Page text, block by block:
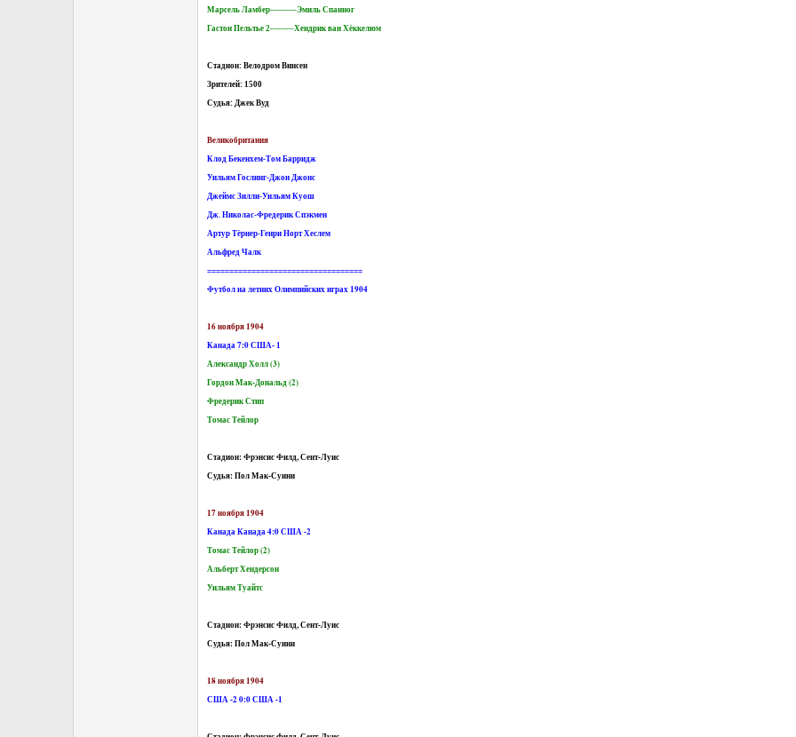
Марсель Ламбер----------Эмиль Спанног
Гастон Пельтье 2---------Хендрик ван Хёккелюм
Стадион: Велодром Винсен
Зрителей: 1500
Судья: Джек Вуд
Великобритания
Клод Бекенхем-Том Барридж
Уильям Гослинг-Джон Джонс
Джеймс Зилли-Уильям Куош
Дж. Николас-Фредерик Спэкмен
Артур Тёрнер-Генри Норт Хеслем
Альфред Чалк
===================================
Футбол на летних Олимпийских играх 1904
16 ноября 1904
Канада 7:0 США- 1
Александр Холл (3)
Гордон Мак-Дональд (2)
Фредерик Стип
Томас Тейлор
Стадион: Фрэнсис Филд, Сент-Луис
Судья: Пол Мак-Суини
17 ноября 1904
Канада Канада 4:0 США -2
Томас Тейлор (2)
Альберт Хендерсон
Уильям Туайтс
Стадион: Фрэнсис Филд, Сент-Луис
Судья: Пол Мак-Суини
18 ноября 1904
США -2 0:0 США -1